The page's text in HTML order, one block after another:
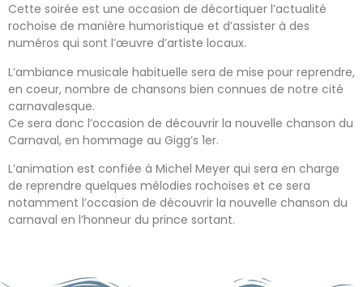
Cette soirée est une occasion de décortiquer l’actualité
rochoise de manière humoristique et d’assister à des
numéros qui sont l’œuvre d’artiste locaux.
L’ambiance musicale habituelle sera de mise pour reprendre,
en coeur, nombre de chansons bien connues de notre cité
carnavalesque.
Ce sera donc l’occasion de découvrir la nouvelle chanson du
Carnaval, en hommage au Gigg’s 1er.
L’animation est confiée à Michel Meyer qui sera en charge
de reprendre quelques mélodies rochoises et ce sera
notamment l’occasion de découvrir la nouvelle chanson du
carnaval en l’honneur du prince sortant.